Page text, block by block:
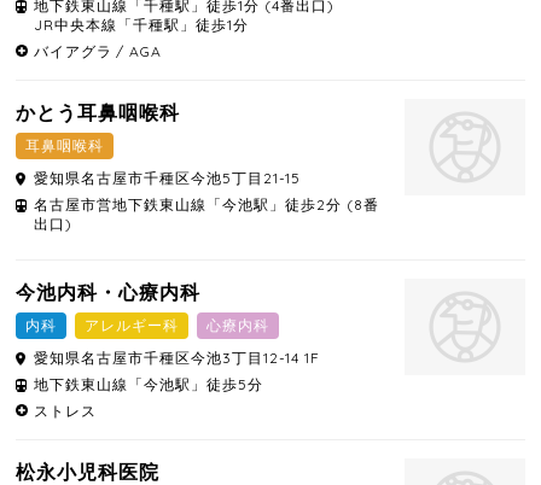
地下鉄東山線「千種駅」徒歩1分 (4番出口)
JR中央本線「千種駅」徒歩1分
バイアグラ
AGA
かとう耳鼻咽喉科
耳鼻咽喉科
愛知県名古屋市千種区今池5丁目21-15
名古屋市営地下鉄東山線「今池駅」徒歩2分 (8番
出口)
今池内科・心療内科
内科 アレルギー科
心療内科
愛知県名古屋市千種区今池3丁目12-14 1F
地下鉄東山線「今池駅」徒歩5分
ストレス
松永小児科医院